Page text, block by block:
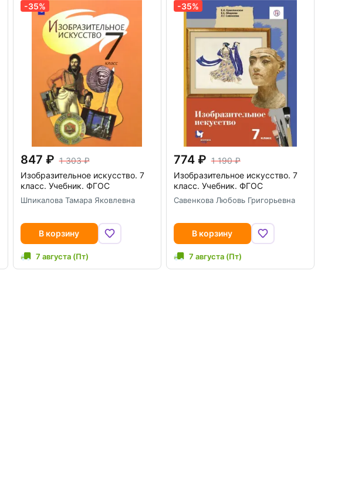
-35%
847
1 303
Изобразительное искусство. 7
класс. Учебник. ФГОС
Шпикалова Тамара Яковлевна
В корзину
7 августа (Пт)
-35%
774
1 190
Изобразительное искусство. 7
класс. Учебник. ФГОС
Савенкова Любовь Григорьевна
В корзину
7 августа (Пт)